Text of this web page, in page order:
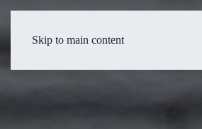
Skip to main content